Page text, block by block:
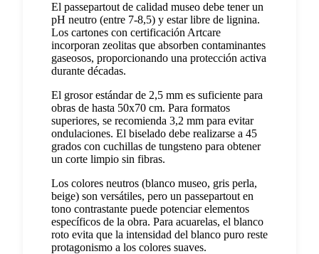
El passepartout de calidad museo debe tener un
pH neutro (entre 7-8,5) y estar libre de lignina.
Los cartones con certificación Artcare
incorporan zeolitas que absorben contaminantes
gaseosos, proporcionando una protección activa
durante décadas.
El grosor estándar de 2,5 mm es suficiente para
obras de hasta 50x70 cm. Para formatos
superiores, se recomienda 3,2 mm para evitar
ondulaciones. El biselado debe realizarse a 45
grados con cuchillas de tungsteno para obtener
un corte limpio sin fibras.
Los colores neutros (blanco museo, gris perla,
beige) son versátiles, pero un passepartout en
tono contrastante puede potenciar elementos
específicos de la obra. Para acuarelas, el blanco
roto evita que la intensidad del blanco puro reste
protagonismo a los colores suaves.